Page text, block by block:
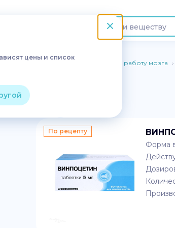
цены и список
и психиатрия Улучшающие работу мозга
на-Дону
По рецепту
Форма